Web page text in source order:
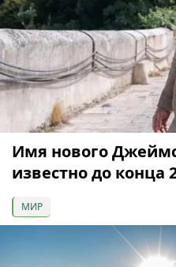
Имя нового
известно до конца
МИР